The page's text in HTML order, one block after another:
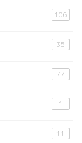
106
35
77
1
11